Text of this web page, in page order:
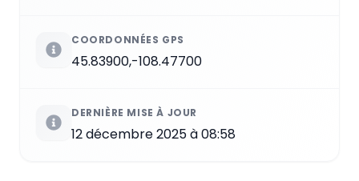
COORDONNÉES GPS
45.83900,-108.47700
DERNIÈRE MISE À JOUR
12 décembre 2025 à 08:58